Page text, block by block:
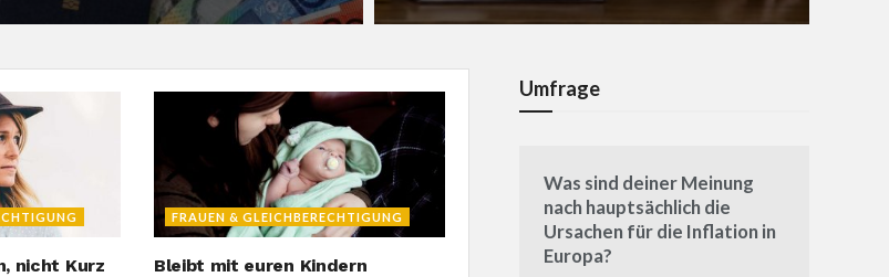
nicht Kurz
FRAUEN & GLEICHBERECHTIGUNG
Bleibt mit euren Kindern
Umfrage
Was sind deiner Meinung
nach hauptsächlich die
Ursachen für die Inflation in
Europa?